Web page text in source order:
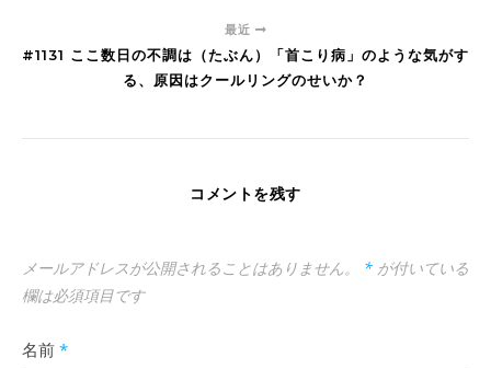
最近
#1131 ここ数日の不調は（たぶん）「首こり病」のような気がす
る、原因はクールリングのせいか？
コメントを残す
メールアドレスが公開されることはありません。 * が付いている
欄は必須項目です
名前 *